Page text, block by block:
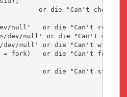
or die "Can't chdir
null'   or die "Can't read
'>/dev/null' or die "Can't
'>/dev/null' or die "Can't
= fork)   or die "Can't fork:
or die "Can't start